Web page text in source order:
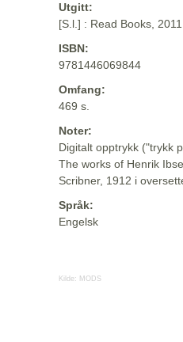
Utgitt:
[S.l.] : Read Books, 2011
ISBN:
9781446069844
Omfang:
469 s.
Noter:
Digitalt opptrykk ("trykk
The works of Henrik
Scribner, 1912 i
Språk:
Engelsk
Kilde: MODS